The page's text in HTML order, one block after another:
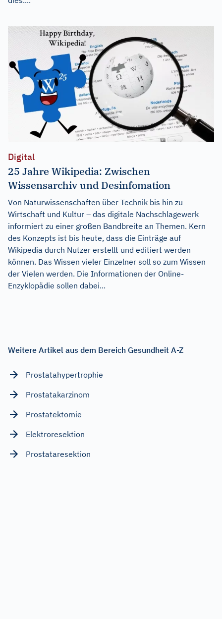
Digital
25 Jahre Wikipedia: Zwischen
Wissensarchiv und Desinfomation
Von Naturwissenschaften über Technik bis hin zu
Wirtschaft und Kultur – das digitale Nachschlagewerk
informiert zu einer großen Bandbreite an Themen. Kern
des Konzepts ist bis heute, dass die Einträge auf
Wikipedia durch Nutzer erstellt und editiert werden
können. Das Wissen vieler Einzelner soll so zum Wissen
der Vielen werden. Die Informationen der Online-
Enzyklopädie sollen dabei...
Weitere Artikel aus dem Bereich Gesundheit A-Z
Prostatahypertrophie
Prostatakarzinom
Prostatektomie
Elektroresektion
Prostataresektion